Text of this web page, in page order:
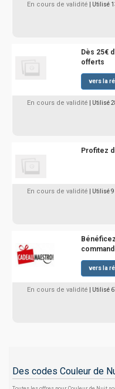
En cours de validité | Utilisé
Dès 25€
offerts
vers la
En cours de validité | Utilisé
Profitez
En cours de validité | Utilisé
vers la
En cours de validité | Utilisé
Des codes Couleur de